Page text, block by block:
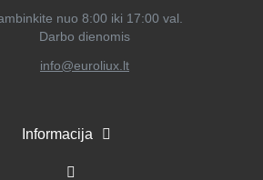
nuo 8:00 iki 17:00 val.
Darbo dienomis
info@euroliux.lt
Informacija